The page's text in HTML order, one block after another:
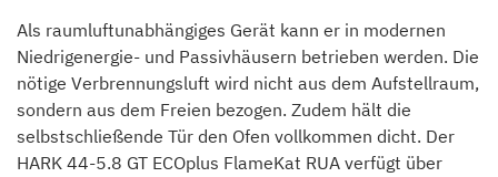
Als raumluftunabhängiges Gerät kann er in modernen
Niedrigenergie- und Passivhäusern betrieben werden. Die
nötige Verbrennungsluft wird nicht aus dem Aufstellraum,
sondern aus dem Freien bezogen. Zudem hält die
selbstschließende Tür den Ofen vollkommen dicht. Der
HARK 44-5.8 GT ECOplus FlameKat RUA verfügt über